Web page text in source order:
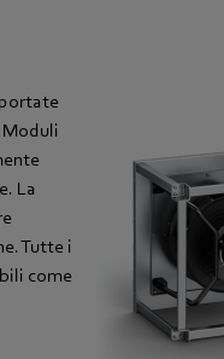
Moduli
La
Tutte i
come